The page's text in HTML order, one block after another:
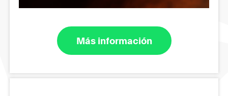
Más información